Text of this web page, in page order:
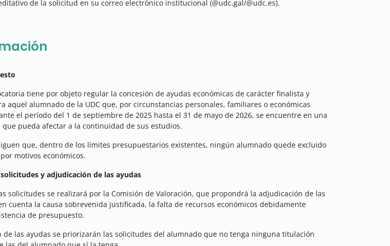
de la solicitud en su correo electrónico institucional (@udc.gal/@udc.es).
tiene por objeto regular la concesión de ayudas económicas de carácter finalista y
aquel alumnado de la UDC que, por circunstancias personales, familiares o económicas
el período del 1 de septiembre de 2025 hasta el 31 de mayo de 2026, se encuentre en una
pueda afectar a la continuidad de sus estudios.
que, dentro de los límites presupuestarios existentes, ningún alumnado quede excluido
motivos económicos.
y adjudicación de las ayudas
solicitudes se realizará por la Comisión de Valoración, que propondrá la adjudicación de las
cuenta la causa sobrevenida justificada, la falta de recursos económicos debidamente
de presupuesto.
de las ayudas se priorizarán las solicitudes del alumnado que no tenga ninguna titulación